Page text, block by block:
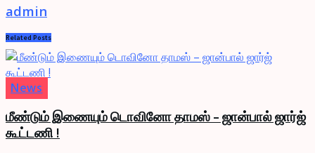
admin
Related Posts
News
மீண்டும் இணையும் டொவினோ தாமஸ் – ஜான்பால் ஜார்ஜ்
கூட்டணி !